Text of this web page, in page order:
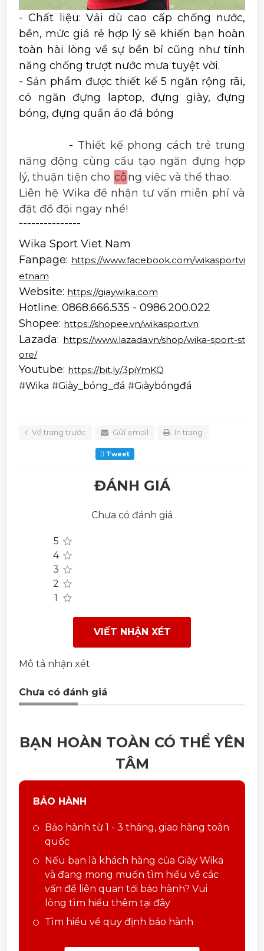
- Chất liệu: Vải dù cao cấp chống nước,
bền, mức giá rẻ hợp lý sẽ khiến bạn hoàn
toàn hài lòng về sự bền bỉ cũng như tính
năng chống trượt nước mưa tuyệt vời.
- Sản phẩm được thiết kế 5 ngăn rộng rãi,
có ngăn đựng laptop, đựng giày, đựng
bóng, đựng quần áo đá bóng
		-
Thiết kế phong cách trẻ trung
năng động cùng cấu tạo ngăn đựng hợp
lý, thuận tiện cho công việc và thể thao.
Liên hệ Wika để nhận tư vấn miễn phí và
đặt đồ đội ngay nhé!
---------------
Wika Sport Viet Nam
Fanpage: https://www.facebook.com/wikasportvi
etnam
Website: https://giaywika.com
Hotline: 0868.666.535 - 0986.200.022
Shopee: https://shopee.vn/wikasport.vn
Lazada: https://www.lazada.vn/shop/wika-sport-st
ore/
Youtube: https://bit.ly/3piYmKQ
#Wika #Giày_bóng_đá #Giàybóngđá
Về trang trước Gửi email In trang
Tweet
ĐÁNH GIÁ
Chưa có đánh giá
5
4
3
2
1
VIẾT NHẬN XÉT
Mô tả nhận xét
Chưa có đánh giá
BẠN HOÀN TOÀN CÓ THỂ YÊN
TÂM
BẢO HÀNH
Bảo hành từ 1 - 3 tháng, giao hàng toàn
quốc
Nếu bạn là khách hàng của Giày Wika
và đang mong muốn tìm hiểu về các
vấn đề liên quan tới bảo hành? Vui
lòng tìm hiểu thêm tại đây
Tìm hiểu về quy định bảo hành